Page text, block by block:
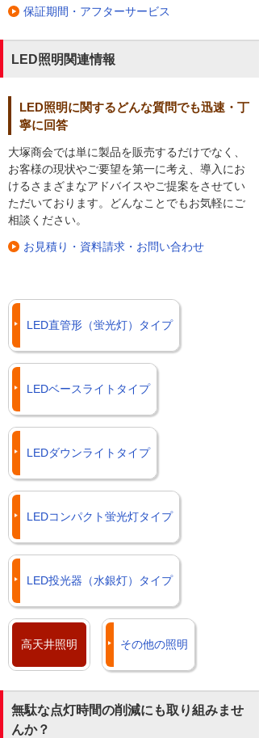
保証期間・アフターサービス
LED照明関連情報
LED照明に関するどんな質問でも迅速・丁
寧に回答
大塚商会では単に製品を販売するだけでなく、
お客様の現状やご要望を第一に考え、導入にお
けるさまざまなアドバイスやご提案をさせてい
ただいております。どんなことでもお気軽にご
相談ください。
お見積り・資料請求・お問い合わせ
LED直管形（蛍光灯）タイプ
LEDベースライトタイプ
LEDダウンライトタイプ
LEDコンパクト蛍光灯タイプ
LED投光器（水銀灯）タイプ
高天井照明 その他の照明
無駄な点灯時間の削減にも取り組みませ
んか？